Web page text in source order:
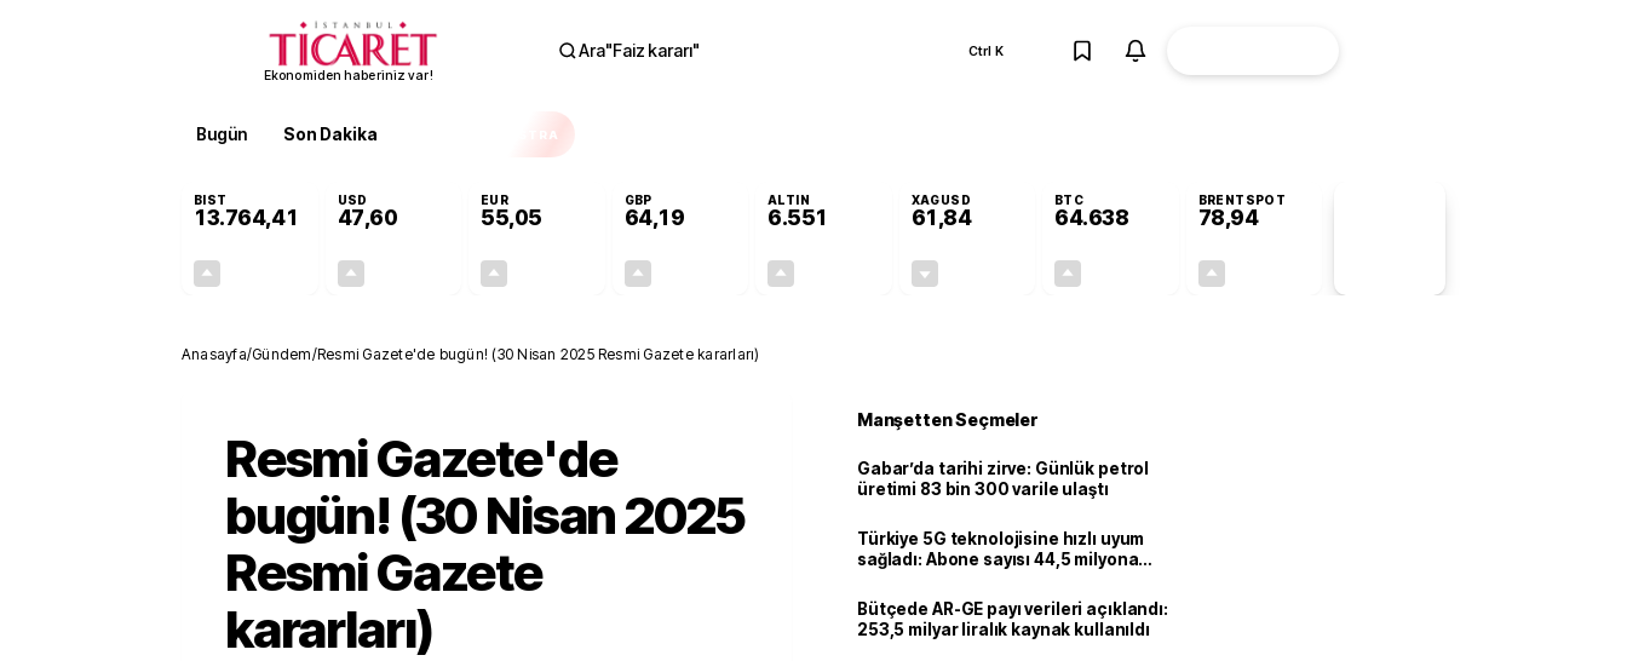
Ekonomiden haberiniz var!
Ara"Faiz kararı" Ctrl K
Bugün Son Dakika EKSTRA
BIST
13.764,41
USD
47,60
EUR
55,05
GBP
64,19
ALTIN
6.551
XAGUSD
61,84
BTC
64.638
BRENTSPOT
78,94
Anasayfa/Gündem/Resmi Gazete'de bugün! (30 Nisan 2025 Resmi Gazete kararları)
Resmi Gazete'de
bugün! (30 Nisan 2025
Resmi Gazete
kararları)
Manşetten Seçmeler
Gabar’da tarihi zirve: Günlük petrol
üretimi 83 bin 300 varile ulaştı
Türkiye 5G teknolojisine hızlı uyum
sağladı: Abone sayısı 44,5 milyona
Bütçede AR-GE payı verileri açıklandı:
253,5 milyar liralık kaynak kullanıldı